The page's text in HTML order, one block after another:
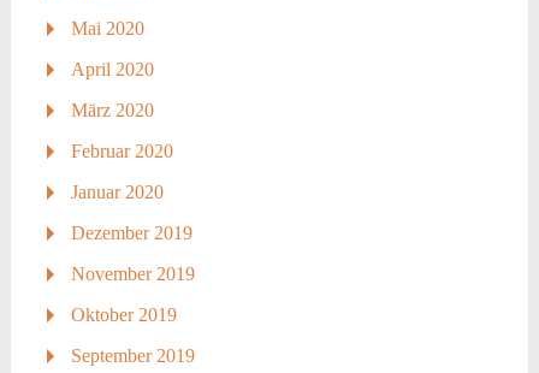
Mai 2020
April 2020
März 2020
Februar 2020
Januar 2020
Dezember 2019
November 2019
Oktober 2019
September 2019